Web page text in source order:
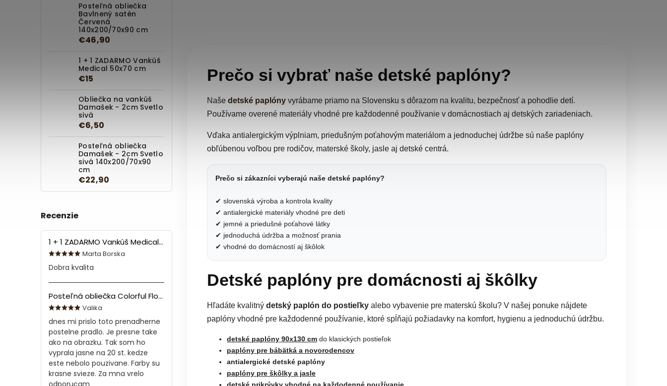
Posteľná obliečka
Bavlnený satén
Červená
140x200/70x90 cm
€46,90
1 + 1 ZADARMO Vankúš
Medical 50x70 cm
€15
Obliečka na vankúš
Damašek - 2cm Svetlo
sivá
€6,50
Posteľná obliečka
Damašek - 2cm Svetlo
sivá 140x200/70x90
cm
€22,90
Recenzie
1 + 1 ZADARMO Vankúš Medical 70x90 cm
Marta Borska
Dobra kvalita
Posteľná obliečka Colorful Flowers Modrá 140x200/70x90 cm
Valika
dnes mi prislo toto prenadherne
postelne pradlo. Je presne take
ako na obrazku. Tak som ho
vyprala jasne na 20 st. kedze
este nebolo pouzivane. Farby su
krasne svieze. Za mna vrelo
odporucam
Prečo si vybrať naše detské paplóny?
Naše detské paplóny vyrábame priamo na Slovensku s dôrazom na kvalitu, bezpečnosť a pohodlie detí.
Používame overené materiály vhodné pre každodenné používanie v domácnostiach aj detských zariadeniach.
Vďaka antialergickým výplniam, priedušným poťahovým materiálom a jednoduchej údržbe sú naše paplóny
obľúbenou voľbou pre rodičov, materské školy, jasle aj detské centrá.
Prečo si zákazníci vyberajú naše detské paplóny?
✔ slovenská výroba a kontrola kvality
✔ antialergické materiály vhodné pre deti
✔ jemné a priedušné poťahové látky
✔ jednoduchá údržba a možnosť prania
✔ vhodné do domácností aj škôlok
Detské paplóny pre domácnosti aj škôlky
Hľadáte kvalitný detský paplón do postieľky alebo vybavenie pre materskú školu? V našej ponuke nájdete
paplóny vhodné pre každodenné používanie, ktoré spĺňajú požiadavky na komfort, hygienu a jednoduchú údržbu.
detské paplóny 90x130 cm do klasických postieľok
paplóny pre bábätká a novorodencov
antialergické detské paplóny
paplóny pre škôlky a jasle